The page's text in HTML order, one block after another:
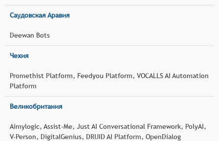
Саудовская Аравия
Deewan Bots
Чехия
Promethist Platform, Feedyou Platform, VOCALLS AI Automation
Platform
Великобритания
Aimylogic, Assist-Me, Just AI Conversational Framework, PolyAI,
V-Person, DigitalGenius, DRUID AI Platform, OpenDialog